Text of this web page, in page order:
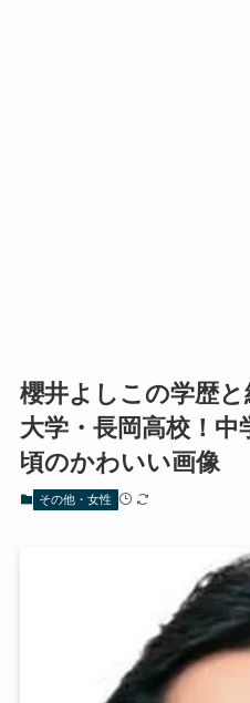
櫻井よしこの学歴
大学・長岡高校！
頃のかわいい画像
その他・女性